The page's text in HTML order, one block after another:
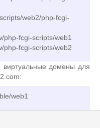
web2/php-fcgi-
php-fcgi-scripts/web1
php-fcgi-scripts/web2
домены для
web1